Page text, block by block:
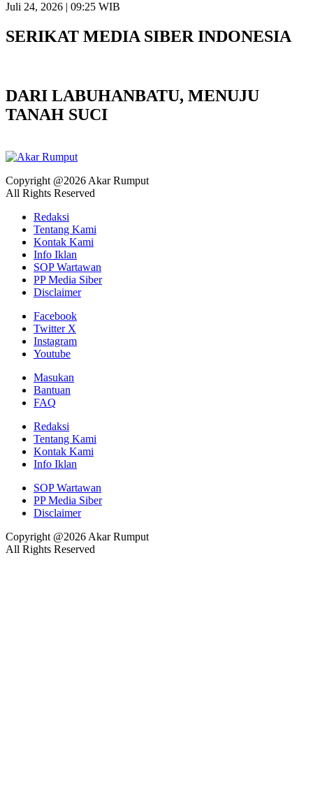
Juli 24, 2026 | 09:25 WIB
SERIKAT MEDIA SIBER INDONESIA
DARI LABUHANBATU, MENUJU
TANAH SUCI
Copyright @2026 Akar Rumput
All Rights Reserved
Redaksi
Tentang Kami
Kontak Kami
Info Iklan
SOP Wartawan
PP Media Siber
Disclaimer
Facebook
Twitter X
Instagram
Youtube
Masukan
Bantuan
FAQ
Redaksi
Tentang Kami
Kontak Kami
Info Iklan
SOP Wartawan
PP Media Siber
Disclaimer
Copyright @2026 Akar Rumput
All Rights Reserved